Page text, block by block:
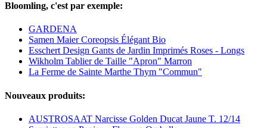
Bloomling, c'est par exemple:
GARDENA
Samen Maier Coreopsis Élégant Bio
Esschert Design Gants de Jardin Imprimés Roses - Longs
Wikholm Tablier de Taille "Apron" Marron
La Ferme de Sainte Marthe Thym "Commun"
Nouveaux produits:
AUSTROSAAT Narcisse Golden Ducat Jaune T. 12/14